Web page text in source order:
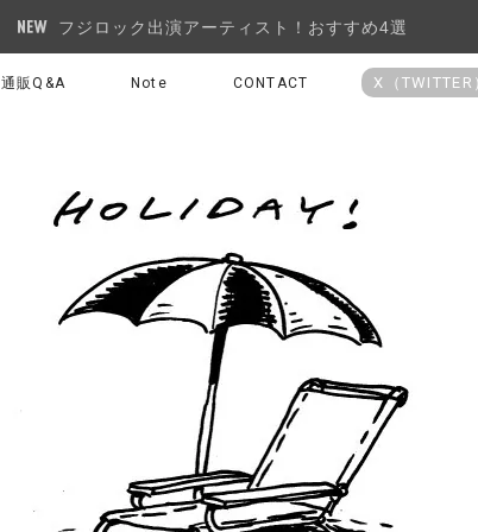
フジロック出演アーティスト！おすすめ4選
通販Q&A Note CONTACT X（TWITTER